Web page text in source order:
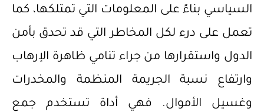
السياسي بناءً على المعلومات التي تمتلكها، كما
تعمل على درء لكل المخاطر التي قد تحدق بأمن
الدول واستقرارها من جراء تنامي ظاهرة الإرهاب
وارتفاع نسبة الجريمة المنظمة والمخدرات
وغسيل الأموال. فهي أداة تستخدم جمع